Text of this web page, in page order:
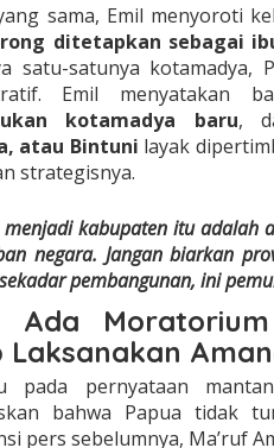
sama, Emil menyoroti
ditetapkan sebagai
satu-satunya
Emil menyatakan
kotamadya baru,
atau Bintuni layak
strategisnya.
menjadi kabupaten itu
negara. Jangan biarkan
pembangunan, ini
Ada
Laksanakan
pada pernyataan
bahwa Papua tidak
pers sebelumnya, Ma’ruf